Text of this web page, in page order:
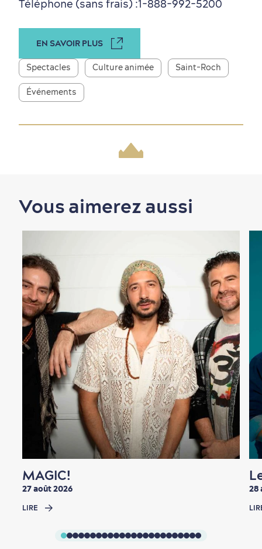
Nature à proximité
Magasinage
En famille
Téléphone (sans frais) :1-888-992-5200
EN SAVOIR PLUS
Spectacles Culture animée Saint-Roch
Événements
Vous aimerez aussi
MAGIC!
27 août 2026
LIRE
28